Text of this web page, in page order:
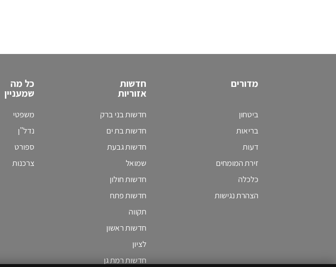
מדורים
ביטחון
בריאות
דעות
זירת המומחים
כלכלה
הצהרת נגישות
חדשות
אזוריות
חדשות בני ברק
חדשות בת ים
חדשות גבעת
שמואל
חדשות חולון
חדשות פתח
תקווה
חדשות ראשון
לציון
חדשות רמת גן
כל מה
שמעניין
משפטי
נדל"ן
ספורט
צרכנות